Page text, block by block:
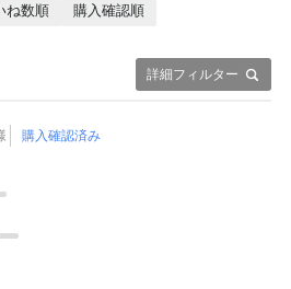
詳細フィルター
ね数順
購入確認順
購入確認済み